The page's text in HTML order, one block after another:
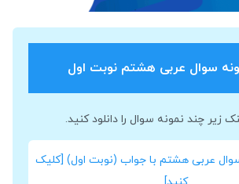
سوال عربی هشتم نوبت اول
زیر چند نمونه سوال را دانلود کنید.
عربی هشتم با جواب (نوبت اول) [کلیک